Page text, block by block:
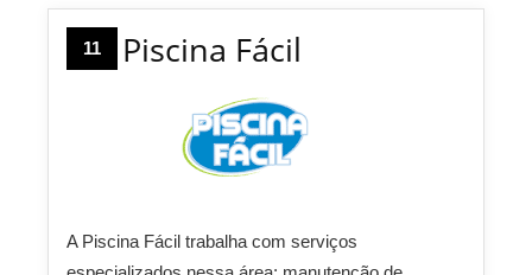
11 Piscina Fácil
A Piscina Fácil trabalha com serviços